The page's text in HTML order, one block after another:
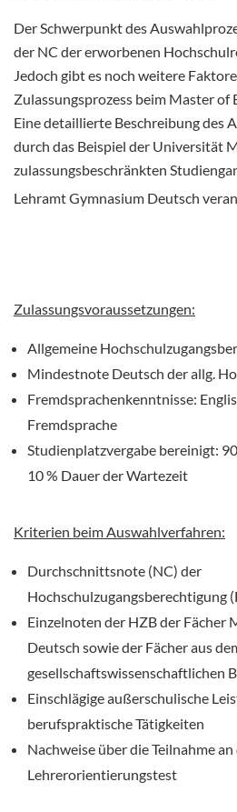
Der Schwerpunkt des
der NC der erworbenen
Jedoch gibt es noch weitere
Zulassungsprozess beim Master of
Eine detaillierte Beschreibung des
durch das Beispiel der Universität
zulassungsbeschränkten
Lehramt Gymnasium Deutsch
Zulassungsvoraussetzungen:
Allgemeine
Mindestnote Deutsch der allg.
Fremdsprachenkenntnisse:
Fremdsprache
Studienplatzvergabe bereinigt:
10 % Dauer der Wartezeit
Kriterien beim Auswahlverfahren:
Durchschnittsnote (NC) der
Hochschulzugangsberechtigung
Einzelnoten der HZB der Fächer
Deutsch sowie der Fächer aus
gesellschaftswissenschaftlichen
Einschlägige außerschulische
berufspraktische Tätigkeiten
Nachweise über die Teilnahme an
Lehrerorientierungstest